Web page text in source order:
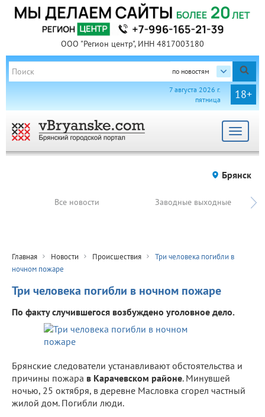
ООО "Регион центр", ИНН 4817003180
по новостям
18+
7 августа 2026 г.
пятница
Toggle
Брянск
Все новости Заводные выходные
Главная Новости Происшествия
Три человека погибли в
ночном пожаре
Три человека погибли в ночном пожаре
По факту случившегося возбуждено уголовное дело.
Брянские следователи устанавливают обстоятельства и
причины пожара в Карачевском районе. Минувшей
ночью, 25 октября, в деревне Масловка сгорел частный
жилой дом. Погибли люди.